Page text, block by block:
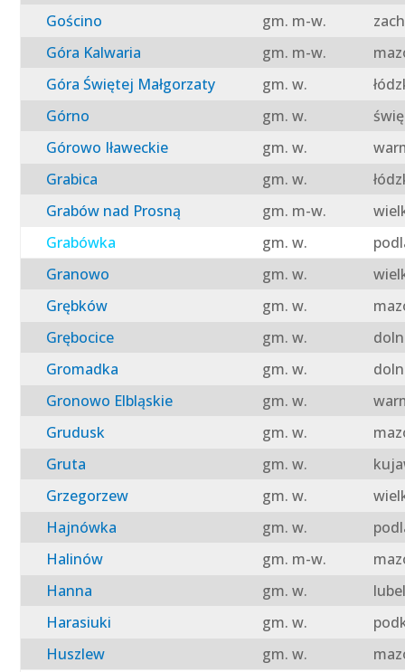
Gościno
gm. m-w.
Góra Kalwaria
gm. m-w.
Góra Świętej Małgorzaty
gm. w.
Górno
gm. w.
Górowo Iławeckie
gm. w.
Grabica
gm. w.
Grabów nad Prosną
gm. m-w.
Grabówka
gm. w.
Granowo
gm. w.
Grębków
gm. w.
Grębocice
gm. w.
Gromadka
gm. w.
Gronowo Elbląskie
gm. w.
Grudusk
gm. w.
Gruta
gm. w.
Grzegorzew
gm. w.
Hajnówka
gm. w.
Halinów
gm. m-w.
Hanna
gm. w.
Harasiuki
gm. w.
Huszlew
gm. w.